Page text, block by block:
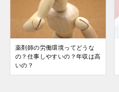
薬剤師の労働環境ってどうな
の？仕事しやすいの？年収は高
いの？